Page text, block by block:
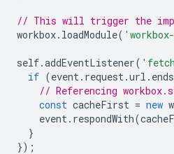
// This will trigger the
workbox. loadModule(
self.addEventListener(
if (event. request.url .
// Referencing
const cacheFirst = new
event. respondWith(
}
});